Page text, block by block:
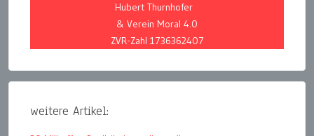
Hubert Thurnhofer
& Verein Moral 4.0
ZVR-Zahl 1736362407
weitere Artikel: